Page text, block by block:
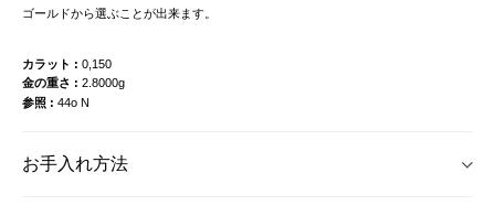
ゴールドから選ぶことが出来ます。
カラット
0,150
金の重さ
2.8000g
参照
44o N
お手入れ方法